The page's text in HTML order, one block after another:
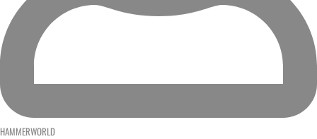
HAMMERWORLD